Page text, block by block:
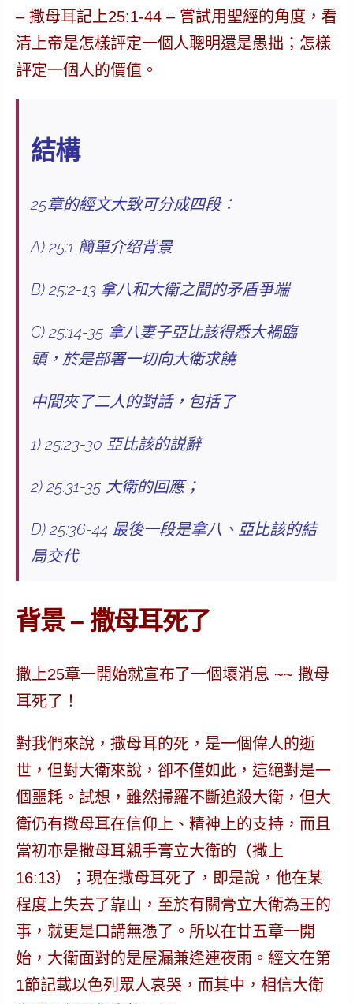
– 撒母耳記上25:1-44– 嘗試用聖經的角度，看
清上帝是怎樣評定一個人聰明還是愚拙；怎樣
評定一個人的價值。
結構
25章的經文大致可分成四段：
A) 25:1 簡單介绍背景
B) 25:2-13 拿八和大衛之間的矛盾爭端
C) 25:14-35 拿八妻子亞比該得悉大禍臨
頭，於是部署一切向大衛求饒
中間夾了二人的對話，包括了
1) 25:23-30 亞比該的説辭
2) 25:31-35 大衛的回應；
D) 25:36-44 最後一段是拿八、亞比該的結
局交代
背景 – 撒母耳死了
撒上25章一開始就宣布了一個壞消息 ~~ 撒母
耳死了！
對我們來說，撒母耳的死，是一個偉人的逝
世，但對大衛來說，卻不僅如此，這絕對是一
個噩耗。試想，雖然掃羅不斷追殺大衛，但大
衛仍有撒母耳在信仰上、精神上的支持，而且
當初亦是撒母耳親手膏立大衛的（撒上
16:13）；現在撒母耳死了，即是說，他在某
程度上失去了靠山，至於有關膏立大衛為王的
事，就更是口講無憑了。所以在廿五章一開
始，大衛面對的是屋漏兼逢連夜雨。經文在第
1節記載以色列眾人哀哭，而其中，相信大衛